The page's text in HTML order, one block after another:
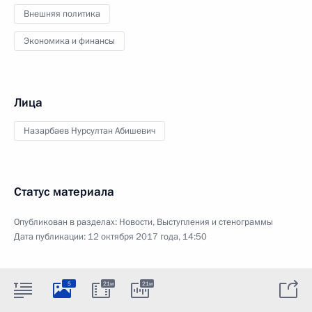
Внешняя политика
Экономика и финансы
Лица
Назарбаев Нурсултан Абишевич
Статус материала
Опубликован в разделах: Новости, Выступления и стенограммы
Дата публикации: 12 октября 2017 года, 14:50
5 21м 21м